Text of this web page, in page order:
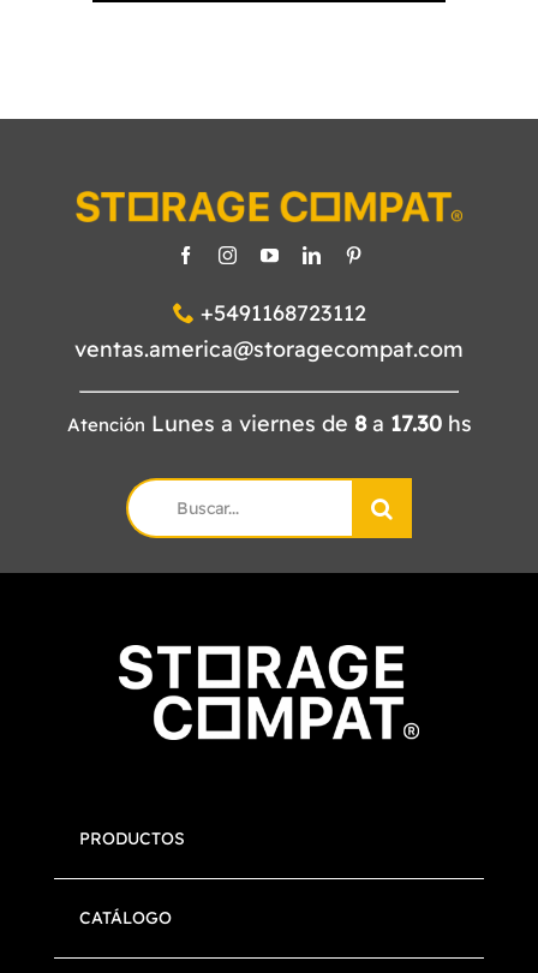
+5491168723112
ventas.america@storagecompat.com
Atención Lunes a viernes de 8a 17.30hs
Search
for:
PRODUCTOS
CATÁLOGO